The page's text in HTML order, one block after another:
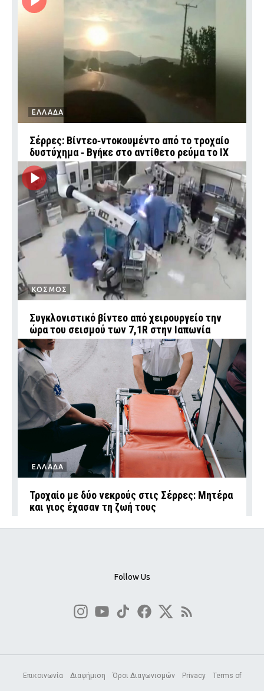
ΕΛΛΑΔΑ
Σέρρες: Βίντεο‑ντοκουμέντο από το τροχαίο
δυστύχημα ‑ Βγήκε στο αντίθετο ρεύμα το ΙΧ
ΚΟΣΜΟΣ
Συγκλονιστικό βίντεο από χειρουργείο την
ώρα του σεισμού των 7,1R στην Ιαπωνία
ΕΛΛΑΔΑ
Τροχαίο με δύο νεκρούς στις Σέρρες: Μητέρα
και γιος έχασαν τη ζωή τους
Follow Us
Επικοινωνία Διαφήμιση Όροι Διαγωνισμών Privacy Terms of